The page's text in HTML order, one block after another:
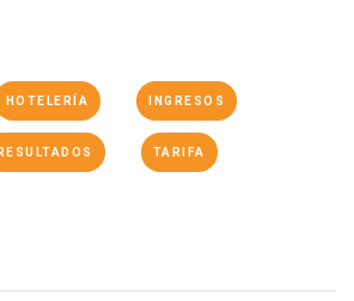
HOTELERÍA INGRESOS
RESULTADOS TARIFA